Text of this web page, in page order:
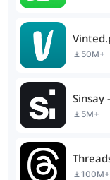
50M+
Sinsay
5M+
100M+